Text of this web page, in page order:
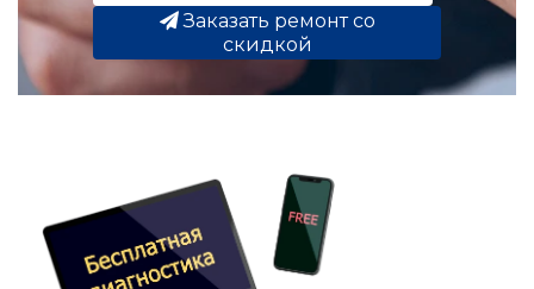
Заказать ремонт со
скидкой